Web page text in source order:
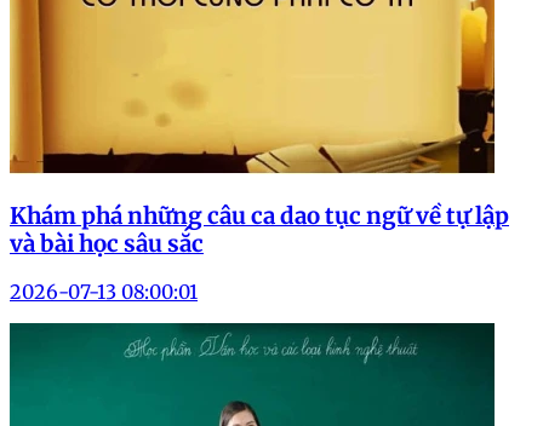
Khám phá những câu ca dao tục ngữ về tự lập
và bài học sâu sắc
2026-07-13 08:00:01